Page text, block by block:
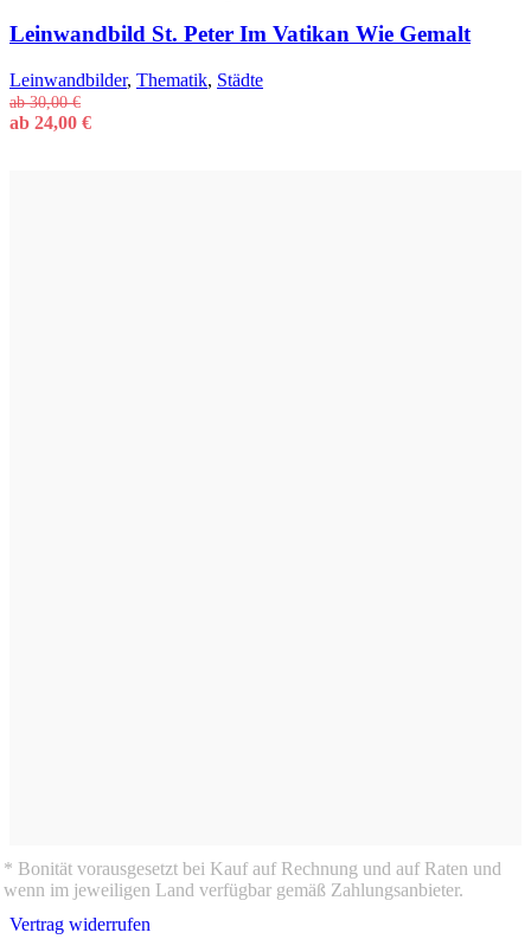
Leinwandbild St. Peter Im Vatikan Wie Gemalt
Leinwandbilder, Thematik, Städte
ab30,00€
ab 24,00 €
* Bonität vorausgesetzt bei Kauf auf Rechnung und auf Raten und
wenn im jeweiligen Land verfügbar gemäß Zahlungsanbieter.
Vertrag widerrufen